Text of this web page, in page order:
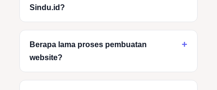
Sindu.id?
Berapa lama proses pembuatan
website?